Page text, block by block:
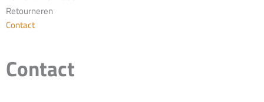
Retourneren
Contact
Contact